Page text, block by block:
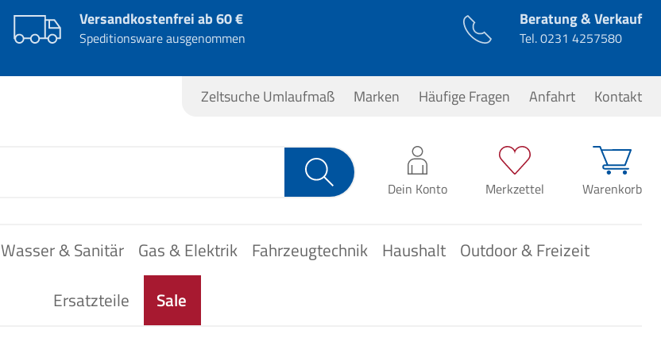
Versandkostenfrei ab 60 €
Speditionsware ausgenommen
Beratung & Verkauf
Tel.0231 4257580
Zeltsuche Umlaufmaß Marken Häufige Fragen Anfahrt Kontakt
Dein Konto Merkzettel Warenkorb
0,00 €*
Wasser & Sanitär Gas & Elektrik Fahrzeugtechnik Haushalt
Outdoor & Freizeit
Ersatzteile
Sale